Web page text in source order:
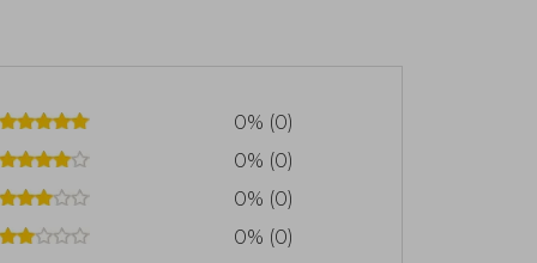
0% (0)
0% (0)
0% (0)
0% (0)